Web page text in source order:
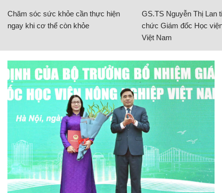
Chăm sóc sức khỏe cần thực hiện
ngay khi cơ thể còn khỏe
GS.TS Nguyễn Thị Lan
chức Giám đốc Học
Việt Nam